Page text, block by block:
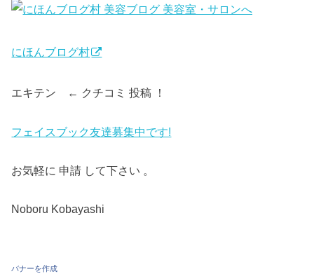
にほんブログ村
エキテン ← クチコミ 投稿 ！
フェイスブック友達募集中です!
お気軽に 申請 して下さい 。
Noboru Kobayashi
バナーを作成